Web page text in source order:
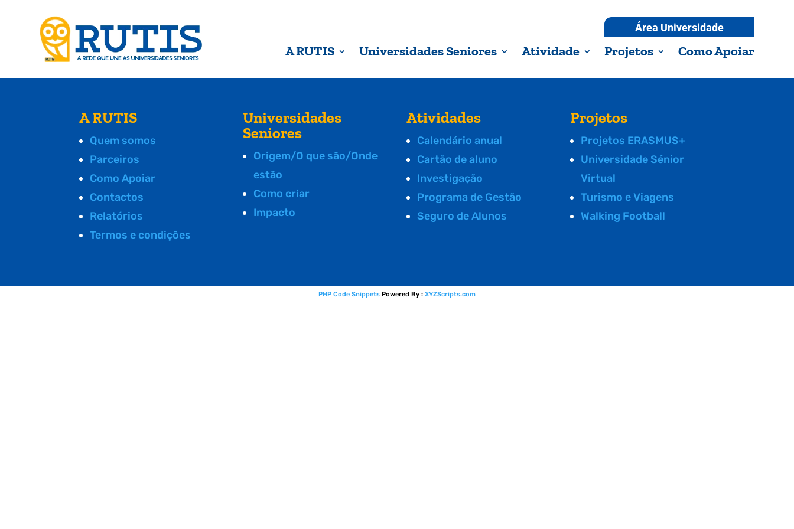
Área Universidade
A RUTIS Universidades Seniores Atividade Projetos Como Apoiar
A RUTIS
Quem somos
Parceiros
Como Apoiar
Contactos
Relatórios
Termos e condições
Universidades
Seniores
Origem/O que são/Onde
estão
Como criar
Impacto
Atividades
Calendário anual
Cartão de aluno
Investigação
Programa de Gestão
Seguro de Alunos
Projetos
Projetos ERASMUS+
Universidade Sénior
Virtual
Turismo e Viagens
Walking Football
PHP Code Snippets Powered By : XYZScripts.com